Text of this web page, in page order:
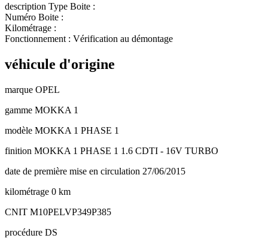
description Type Boite :
Numéro Boite :
Kilométrage :
Fonctionnement : Vérification au démontage
véhicule d'origine
marque OPEL
gamme MOKKA 1
modèle MOKKA 1 PHASE 1
finition MOKKA 1 PHASE 1 1.6 CDTI - 16V TURBO
date de première mise en circulation 27/06/2015
kilométrage 0 km
CNIT M10PELVP349P385
procédure DS